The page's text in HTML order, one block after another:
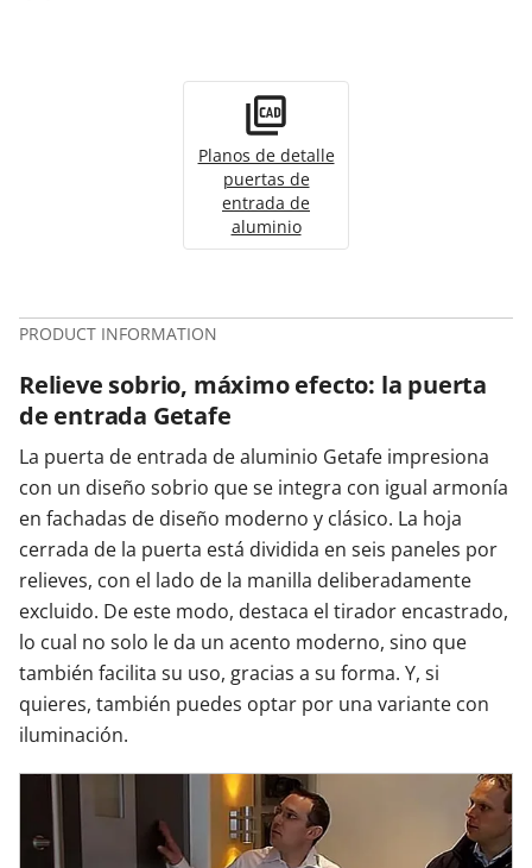
Planos de detalle
puertas de
entrada de
aluminio
PRODUCT INFORMATION
Relieve sobrio, máximo efecto: la puerta
de entrada Getafe
La puerta de entrada de aluminio Getafe impresiona
con un diseño sobrio que se integra con igual armonía
en fachadas de diseño moderno y clásico. La hoja
cerrada de la puerta está dividida en seis paneles por
relieves, con el lado de la manilla deliberadamente
excluido. De este modo, destaca el tirador encastrado,
lo cual no solo le da un acento moderno, sino que
también facilita su uso, gracias a su forma. Y, si
quieres, también puedes optar por una variante con
iluminación.